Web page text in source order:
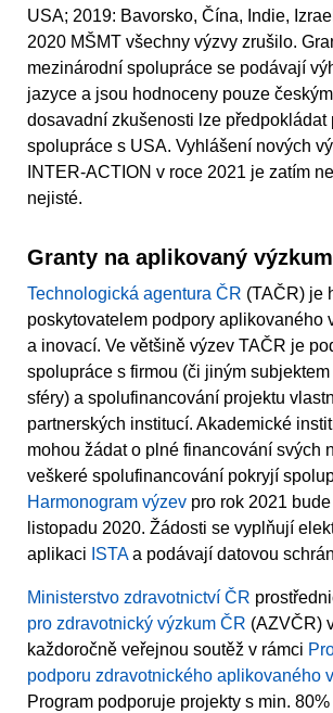
USA; 2019: Bavorsko, Čína, Indie,
2020 MŠMT všechny výzvy zrušilo.
mezinárodní spolupráce se podávají
jazyce a jsou hodnoceny pouze
dosavadní zkušenosti lze předpokládat
spolupráce s USA. Vyhlášení nových
INTER-ACTION v roce 2021 je zatím
nejisté.
Granty na aplikovaný výzkum
Technologická agentura ČR (TAČR) je
poskytovatelem podpory aplikovaného
a inovací. Ve většině výzev TAČR je
spolupráce s firmou (či jiným
sféry) a spolufinancování projektu
partnerských institucí. Akademické
mohou žádat o plné financování svých
veškeré spolufinancování pokryjí
Harmonogram výzev pro rok 2021
listopadu 2020. Žádosti se vyplňují
aplikaci ISTAa podávají datovou
Ministerstvo zdravotnictví ČR
pro zdravotnický výzkum ČR (AZVČR)
každoročně veřejnou soutěž v rámci
podporu zdravotnického aplikovaného
Program podporuje projekty s min.